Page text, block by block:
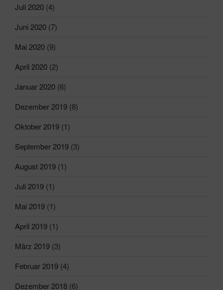
Juli 2020 (4)
Juni 2020 (7)
Mai 2020 (9)
April 2020 (2)
Januar 2020 (6)
Dezember 2019 (8)
Oktober 2019 (1)
September 2019 (3)
August 2019 (1)
Juli 2019 (1)
Mai 2019 (1)
April 2019 (1)
März 2019 (3)
Februar 2019 (4)
Dezember 2018 (6)